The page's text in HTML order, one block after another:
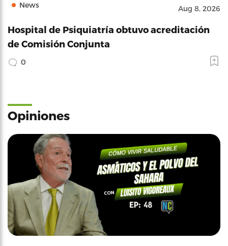
News Aug 8, 2026
Hospital de Psiquiatría obtuvo acreditación
de Comisión Conjunta
0
Opiniones